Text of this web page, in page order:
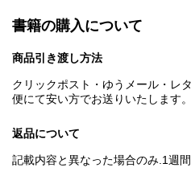
書籍の購入について
商品引き渡し方法
クリックポスト・ゆうメール・レ
便にて安い方でお送りいたします。
返品について
記載内容と異なった場合のみ.1週